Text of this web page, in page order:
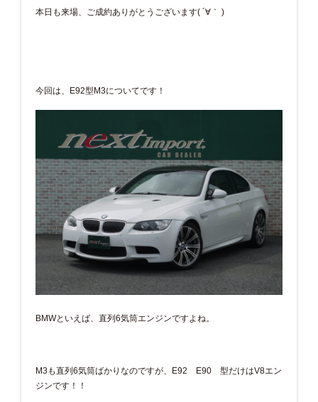
本日も来場、ご成約ありがとうございます( ´∀｀ )
今回は、E92型M3についてです！
BMWといえば、直列6気筒エンジンですよね。
M3も直列6気筒ばかりなのですが、E92 E90 型だけはV8エン
ジンです！！